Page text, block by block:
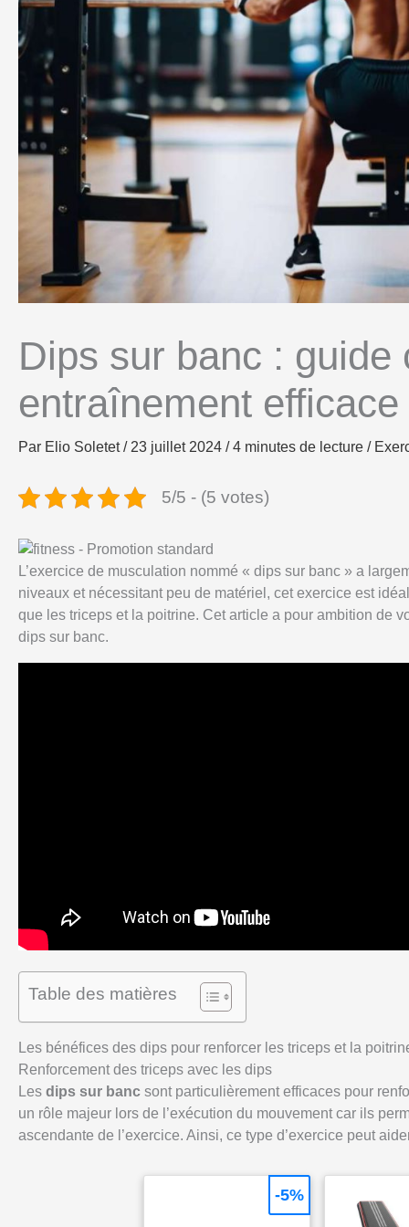
Dips sur banc : guide
entraînement efficace
Par Elio Soletet/ 23 juillet 2024 /4 minutes de lecture /
5/5 - (5 votes)
L’exercice de musculation nommé « dips sur banc » a
niveaux et nécessitant peu de matériel, cet exercice est
que les triceps et la poitrine. Cet article a pour ambition de
dips sur banc.
Table des matières
Les bénéfices des dips pour renforcer les triceps et la
Renforcement des triceps avec les dips
Les dips sur banc sont particulièrement efficaces pour
un rôle majeur lors de l’exécution du mouvement car ils
ascendante de l’exercice. Ainsi, ce type d’exercice peut
-5%